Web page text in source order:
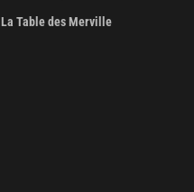
La Table des Merville